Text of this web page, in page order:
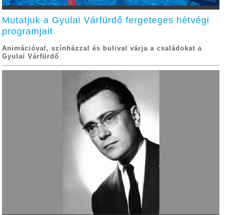
Mutatjuk a Gyulai Várfürdő fergeteges hétvégi
programjait
Animációval, színházzal és bulival várja a családokat a
Gyulai Várfürdő